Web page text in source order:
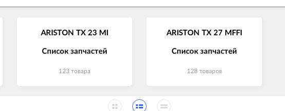
ARISTON TX 23 MI
Список запчастей
123 товара
ARISTON TX 27 MFFI
Список запчастей
128 товаров